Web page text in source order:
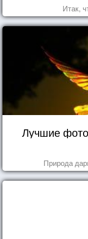
Итак,
Лучшие
Природа